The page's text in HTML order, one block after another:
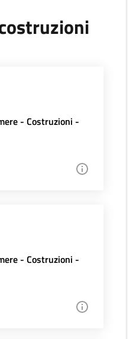
- Costruzioni -
- Costruzioni -